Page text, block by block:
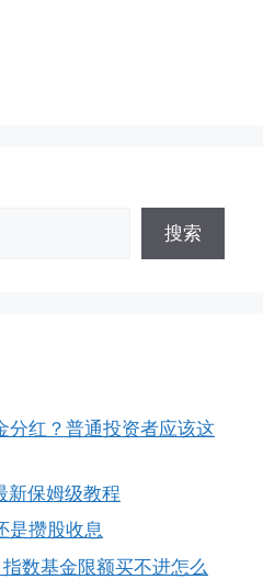
搜索
分红？普通投资者应该这
新保姆级教程
是攒股收息
数基金限额买不进怎么